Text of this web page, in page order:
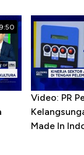
Video: PR
Made In